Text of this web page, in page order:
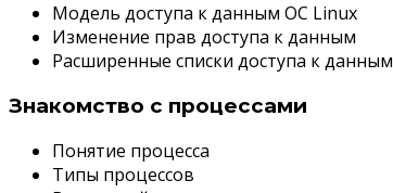
Модель доступа к данным OC Linux
Изменение прав доступа к данным
Расширенные списки доступа к данным
Знакомство с процессами
Понятие процесса
Типы процессов